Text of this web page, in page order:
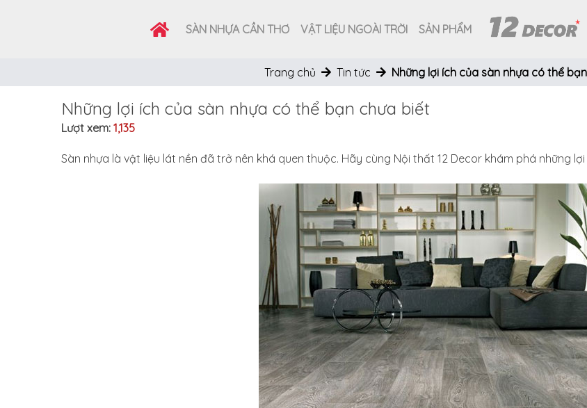
SÀN NHỰA CẦN THƠ VẬT LIỆU NGOÀI TRỜI SẢN PHẨM
Trang chủ Tin tức Những lợi ích của sàn nhựa có thể
Những lợi ích của sàn nhựa có thể bạn chưa biết
Lượt xem: 1,135
Sàn nhựa là vật liệu lát nền đã trở nên khá quen thuộc. Hãy cùng Nội thất 12 Decor khám phá những